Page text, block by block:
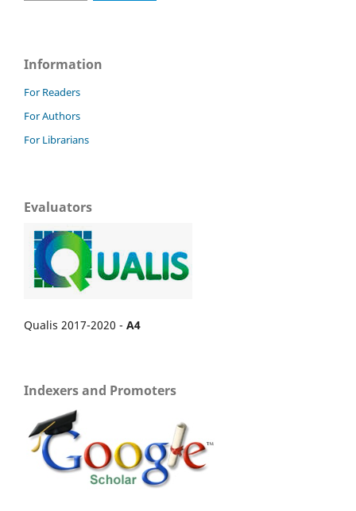
Information
For Readers
For Authors
For Librarians
Evaluators
Qualis 2017-2020 - A4
Indexers and Promoters